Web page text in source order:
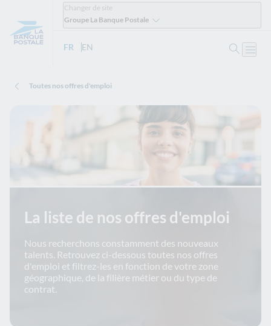
Changer de site
Groupe La Banque Postale
FR - Version française
EN
Toutes nos offres d'emploi
La liste de nos offres d'emploi
Nous recherchons constamment des nouveaux
talents. Retrouvez ci-dessous toutes nos offres
d'emploi et filtrez-les en fonction de votre zone
géographique, de la filière métier ou du type de
contrat.